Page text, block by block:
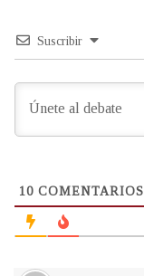
Suscribir
10 COMENTARIOS